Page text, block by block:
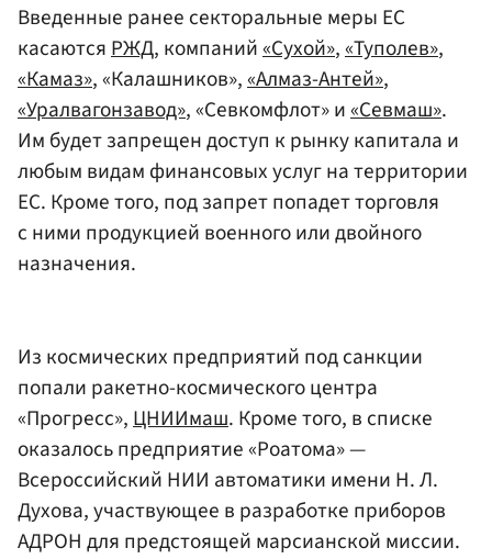
Введенные ранее секторальные меры ЕС
касаютсяРЖД, компаний«Сухой»,«Туполев»,
«Камаз», «Калашников»,«Алмаз-Антей»,
«Уралвагонзавод», «Севкомфлот» и«Севмаш».
Им будет запрещен доступ к рынку капитала и
любым видам финансовых услуг на территории
ЕС. Кроме того, под запрет попадет торговля
с ними продукцией военного или двойного
назначения.
Из космических предприятий под санкции
попали ракетно-космического центра
«Прогресс»,ЦНИИмаш. Кроме того, в списке
оказалось предприятие «Роатома» —
Всероссийский НИИ автоматики имени Н. Л.
Духова, участвующее в разработке приборов
АДРОН для предстоящей марсианской миссии.